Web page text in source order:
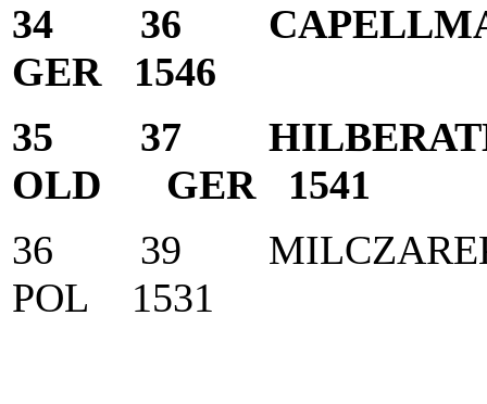
34 36
GER 1546
35 37
OLD GER 1541
36 39
POL 1531